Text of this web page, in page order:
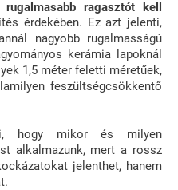
ragasztót kell
érdekében. Ez azt jelenti,
nagyobb rugalmasságú
kerámia lapoknál
1,5 méter feletti méretűek,
feszültségcsökkentő
hogy mikor és milyen
alkalmazunk, mert a rossz
jelenthet, hanem